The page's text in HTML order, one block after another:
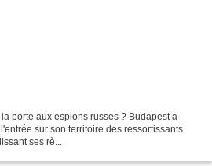
porte aux espions russes ? Budapest a
sur son territoire des ressortissants
ses rè...